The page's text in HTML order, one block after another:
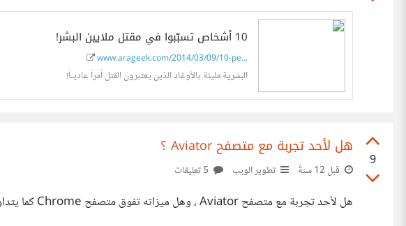
10 أشخاص تسبّبوا في مقتل ملايين البشر!
www.arageek.com/2014/03/09/10-pe...
البشرية مليئة بالأوغاد الذين يعتبرون القتل أمراً عاديـاً!
9
هل لأحد تجربة مع متصفح Aviator‎ ؟
قبل 12 سنةً تطوير الويب
هل لأحد تجربة مع متصفح Aviator‎ ، وهل ميزاته تفوق متصفح Chrome كما يتداول ؟